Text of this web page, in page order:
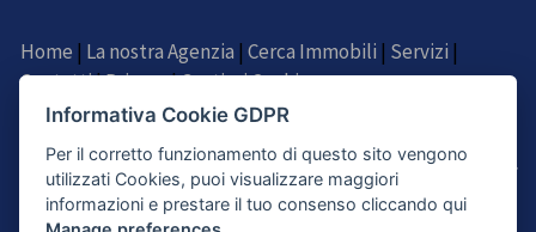
Home | La nostra Agenzia | Cerca Immobili | Servizi |
Contatti|Privacy|Gestisci Cookie
SEGUICI SU
Informativa Cookie GDPR
Per il corretto funzionamento di questo sito vengono
utilizzati Cookies, puoi visualizzare maggiori
informazioni e prestare il tuo consenso cliccando qui